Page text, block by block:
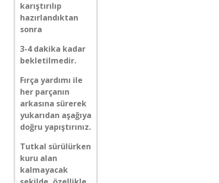
karıştırılıp
hazırlandıktan
sonra
3-4 dakika kadar
bekletilmedir.
Fırça yardımı ile
her parçanın
arkasına sürerek
yukarıdan aşağıya
doğru yapıştırınız.
Tutkal sürülürken
kuru alan
kalmayacak